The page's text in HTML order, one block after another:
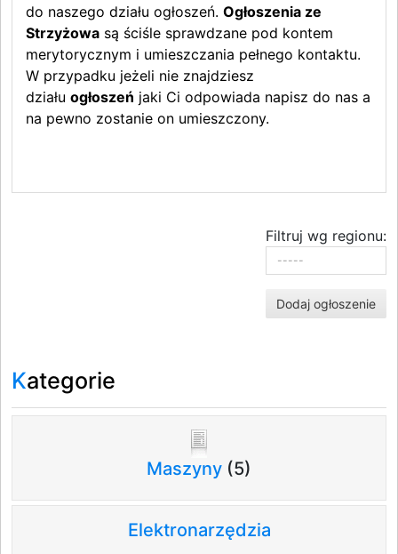
do naszego działu ogłoszeń. Ogłoszenia ze
Strzyżowa są ściśle sprawdzane pod kontem
merytorycznym i umieszczania pełnego kontaktu.
W przypadku jeżeli nie znajdziesz
działu ogłoszeń jaki Ci odpowiada napisz do nas a
na pewno zostanie on umieszczony.
Filtruj wg regionu:
Dodaj ogłoszenie
Kategorie
Maszyny (5)
Elektronarzędzia